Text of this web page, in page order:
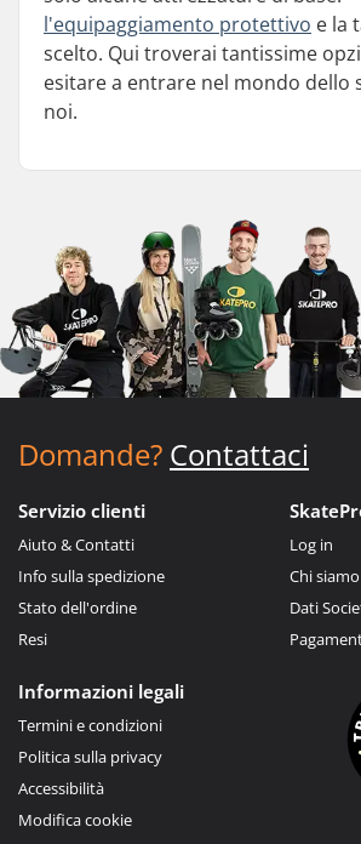
l'equipaggiamento protettivo e la
scelto. Qui troverai tantissime
esitare a entrare nel mondo dello
noi.
Domande? Contattaci
Servizio clienti
Aiuto & Contatti
Info sulla spedizione
Stato dell'ordine
Resi
Log in
Chi siamo
Dati
Informazioni legali
Termini e condizioni
Politica sulla privacy
Accessibilità
Modifica cookie